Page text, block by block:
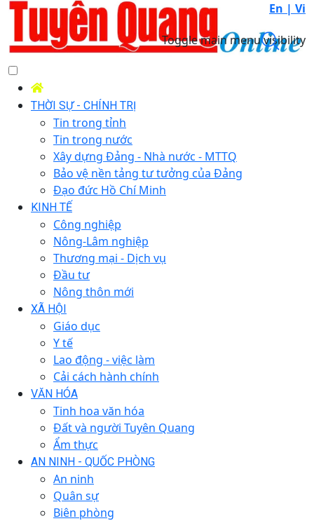
En | Vi
Toggle main menu visibility
THỜI SỰ - CHÍNH TRỊ
Tin trong tỉnh
Tin trong nước
Xây dựng Đảng - Nhà nước - MTTQ
Bảo vệ nền tảng tư tưởng của Đảng
Đạo đức Hồ Chí Minh
KINH TẾ
Công nghiệp
Nông-Lâm nghiệp
Thương mại - Dịch vụ
Đầu tư
Nông thôn mới
XÃ HỘI
Giáo dục
Y tế
Lao động - việc làm
Cải cách hành chính
VĂN HÓA
Tinh hoa văn hóa
Đất và người Tuyên Quang
Ẩm thực
AN NINH - QUỐC PHÒNG
An ninh
Quân sự
Biên phòng